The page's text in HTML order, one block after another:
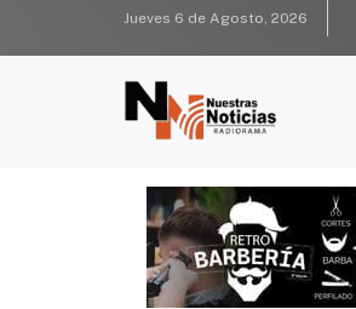
Jueves 6 de Agosto, 2026